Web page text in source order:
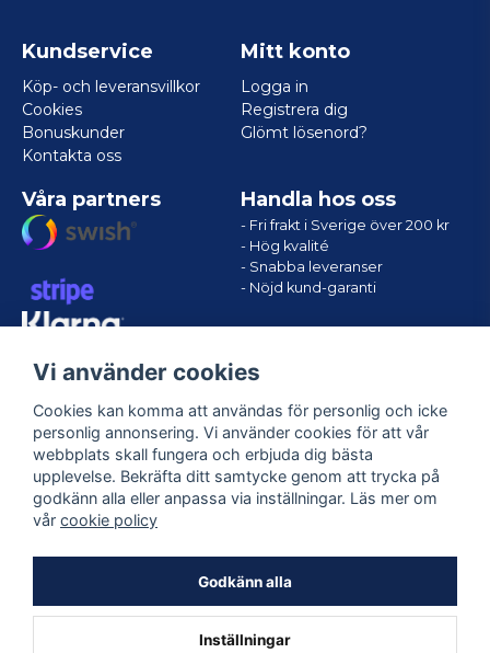
Kundservice
Köp- och leveransvillkor
Cookies
Bonuskunder
Kontakta oss
Mitt konto
Logga in
Registrera dig
Glömt lösenord?
Våra partners Handla hos oss
- Fri frakt i Sverige över 200 kr
- Hög kvalité
- Snabba leveranser
- Nöjd kund-garanti
Följ oss
Vi använder cookies
Cookies kan komma att användas för personlig och icke
personlig annonsering. Vi använder cookies för att vår
webbplats skall fungera och erbjuda dig bästa
upplevelse. Bekräfta ditt samtycke genom att trycka på
godkänn alla eller anpassa via inställningar. Läs mer om
vår cookie policy
Godkänn alla
Inställningar